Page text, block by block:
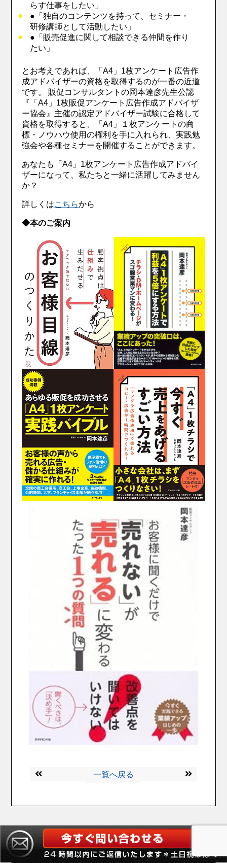
らす仕事をしたい」
●「独自のコンテンツを持って、セミナー・
研修講師として活動したい」
●「販売促進に関して相談できる仲間を作り
たい」
とお考えであれば、「A4」1枚アンケート広告作
成アドバイザーの資格を取得するのが一番の近道
です。 販促コンサルタントの岡本達彦先生公認
『「A4」1枚販促アンケート広告作成アドバイザ
ー協会』主催の認定アドバイザー試験に合格して
資格を取得すると、「A4」１枚アンケートの商
標・ノウハウ使用の権利を手に入れられ、実践勉
強会や各種セミナーを開催することができます。
あなたも「A4」1枚アンケート広告作成アドバイ
ザーになって、私たちと一緒に活躍してみません
か？
詳しくはこちらから
◆本のご案内
一覧へ戻る